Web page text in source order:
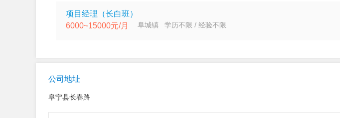
项目经理（长白班）
6000~15000元/月 阜城镇 学历不限 / 经验不限
公司地址
阜宁县长春路